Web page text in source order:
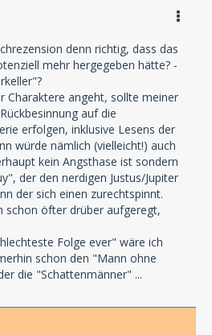
denn richtig, dass das
mehr hergegeben hätte? -
Charaktere angeht, sollte meiner
auf die
erfolgen, inklusive Lesens der
würde nämlich (vielleicht!) auch
kein Angsthase ist sondern
der den nerdigen Justus/Jupiter
der sich einen zurechtspinnt.
schon öfter drüber aufgeregt,
Folge ever" wäre ich
schon den "Mann ohne
die "Schattenmänner" ...